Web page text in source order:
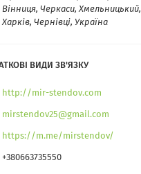
Вінниця, Черкаси, Хмельницький,
Харків, Чернівці, Україна
http://mir-stendov.com
mirstendov25@gmail.com
https://m.me/mirstendov/
+380663735550